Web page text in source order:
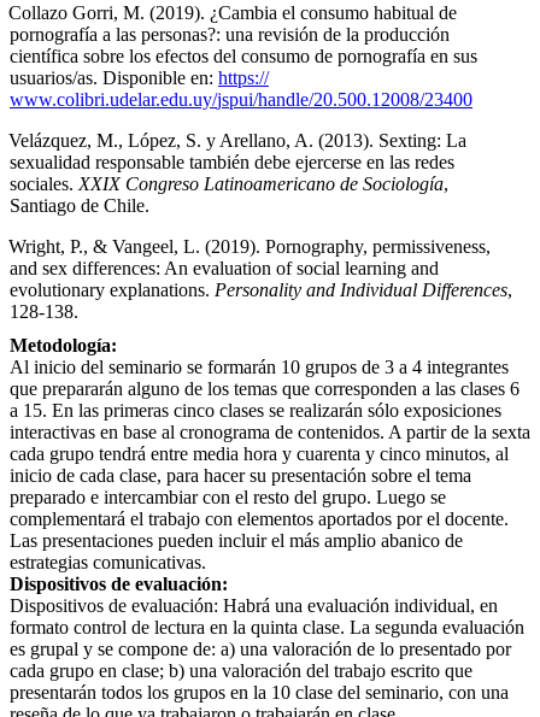
Collazo Gorri, M. (2019). ¿Cambia el consumo habitual de
pornografía a las personas?: una revisión de la producción
científica sobre los efectos del consumo de pornografía en sus
usuarios/as. Disponible en: https://
www.colibri.udelar.edu.uy/jspui/handle/20.500.12008/23400
Velázquez, M., López, S. y Arellano, A. (2013). Sexting: La
sexualidad responsable también debe ejercerse en las redes
sociales. XXIX Congreso Latinoamericano de Sociología,
Santiago de Chile.
Wright, P., & Vangeel, L. (2019). Pornography, permissiveness,
and sex differences: An evaluation of social learning and
evolutionary explanations. Personality and Individual Differences,
128-138.
Metodología:
Al inicio del seminario se formarán 10 grupos de 3 a 4 integrantes
que prepararán alguno de los temas que corresponden a las clases 6
a 15. En las primeras cinco clases se realizarán sólo exposiciones
interactivas en base al cronograma de contenidos. A partir de la sexta
cada grupo tendrá entre media hora y cuarenta y cinco minutos, al
inicio de cada clase, para hacer su presentación sobre el tema
preparado e intercambiar con el resto del grupo. Luego se
complementará el trabajo con elementos aportados por el docente.
Las presentaciones pueden incluir el más amplio abanico de
estrategias comunicativas.
Dispositivos de evaluación:
Dispositivos de evaluación: Habrá una evaluación individual, en
formato control de lectura en la quinta clase. La segunda evaluación
es grupal y se compone de: a) una valoración de lo presentado por
cada grupo en clase; b) una valoración del trabajo escrito que
presentarán todos los grupos en la 10 clase del seminario, con una